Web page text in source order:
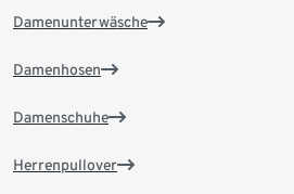
Damenunterwäsche
Damenhosen
Damenschuhe
Herrenpullover